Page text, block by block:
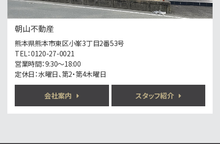
価格改定しました！事務所用地やアパート用地に適し…
第6位
〇緑に囲まれた4LDK戸建て。オール電化で快適生…
3,980万円
2ＬＤＫ
朝山不動産
熊本県熊本市東区小峯3丁目2番53号
TEL：0120-27-0021
営業時間：9:30～18:00
定休日：水曜日、第2・第4木曜日
会社案内 スタッフ紹介